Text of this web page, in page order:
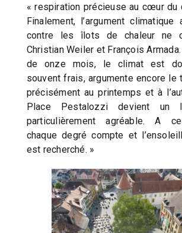
« respiration précieuse au cœur du
Finalement, l’argument
contre les îlots de chaleur ne
Christian Weiler et François
de onze mois, le climat est
souvent frais, argumente encore le
précisément au printemps et à
Place Pestalozzi devient
particulièrement agréable. A
chaque degré compte et
est recherché. »